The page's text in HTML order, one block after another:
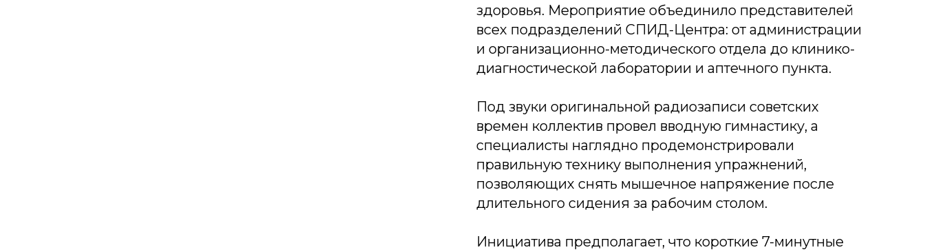
здоровья. Мероприятие объединило представителей
всех подразделений СПИД-Центра: от администрации
и организационно-методического отдела до клинико-
диагностической лаборатории и аптечного пункта.
Под звуки оригинальной радиозаписи советских
времен коллектив провел вводную гимнастику, а
специалисты наглядно продемонстрировали
правильную технику выполнения упражнений,
позволяющих снять мышечное напряжение после
длительного сидения за рабочим столом.
Инициатива предполагает, что короткие 7-минутные